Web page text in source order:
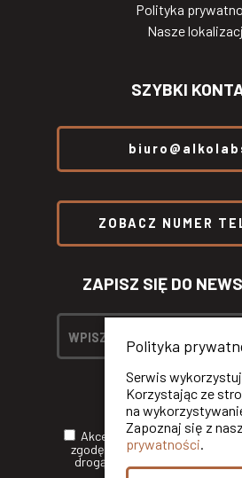
Polityka
Nasze
SZYBKI
ZOBACZ NUMER
ZAPISZ SIĘ DO
AkceptujęPolitykę
zgodę na otrzymywanie
drogą elektroniczną od
Polityka
Serwis
Korzystając ze
na
Zapoznaj się z
prywatności.